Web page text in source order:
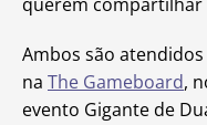
Ambos são
na The Gameboard,
evento Gigante de